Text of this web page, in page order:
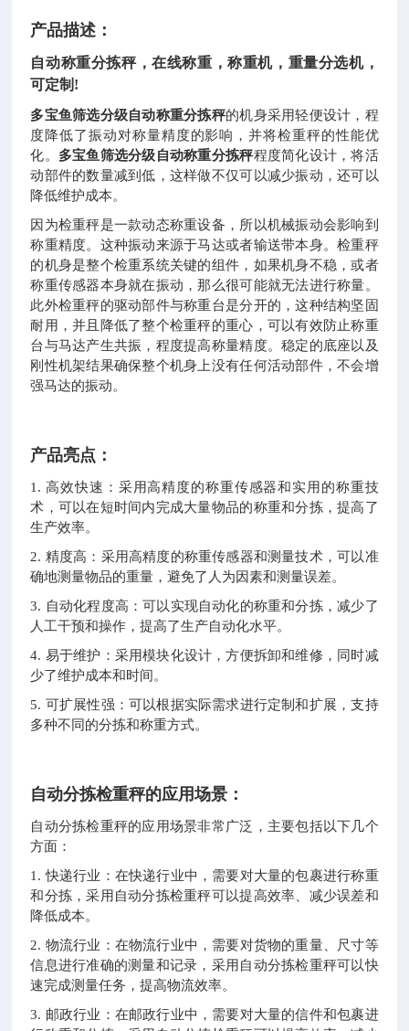
产品描述：
自动称重分拣秤，在线称重，称重机，重量分选机，
可定制!
多宝鱼筛选分级自动称重分拣秤的机身采用轻便设计，程
度降低了振动对称量精度的影响，并将检重秤的性能优
化。 多宝鱼筛选分级自动称重分拣秤程度简化设计，将活
动部件的数量减到低，这样做不仅可以减少振动，还可以
降低维护成本。
因为检重秤是一款动态称重设备，所以机械振动会影响到
称重精度。这种振动来源于马达或者输送带本身。检重秤
的机身是整个检重系统关键的组件，如果机身不稳，或者
称重传感器本身就在振动，那么很可能就无法进行称量。
此外检重秤的驱动部件与称重台是分开的，这种结构坚固
耐用，并且降低了整个检重秤的重心，可以有效防止称重
台与马达产生共振，程度提高称量精度。稳定的底座以及
刚性机架结果确保整个机身上没有任何活动部件，不会增
强马达的振动。
产品亮点：
1. 高效快速：采用高精度的称重传感器和实用的称重技
术，可以在短时间内完成大量物品的称重和分拣，提高了
生产效率。
2. 精度高：采用高精度的称重传感器和测量技术，可以准
确地测量物品的重量，避免了人为因素和测量误差。
3. 自动化程度高：可以实现自动化的称重和分拣，减少了
人工干预和操作，提高了生产自动化水平。
4. 易于维护：采用模块化设计，方便拆卸和维修，同时减
少了维护成本和时间。
5. 可扩展性强：可以根据实际需求进行定制和扩展，支持
多种不同的分拣和称重方式。
自动分拣检重秤的应用场景：
自动分拣检重秤的应用场景非常广泛，主要包括以下几个
方面：
1. 快递行业：在快递行业中，需要对大量的包裹进行称重
和分拣，采用自动分拣检重秤可以提高效率、减少误差和
降低成本。
2. 物流行业：在物流行业中，需要对货物的重量、尺寸等
信息进行准确的测量和记录，采用自动分拣检重秤可以快
速完成测量任务，提高物流效率。
3. 邮政行业：在邮政行业中，需要对大量的信件和包裹进